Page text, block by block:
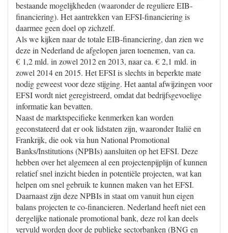
bestaande mogelijkheden (waaronder de reguliere EIB-
financiering). Het aantrekken van EFSI-financiering is
daarmee geen doel op zichzelf.
Als we kijken naar de totale EIB-financiering, dan zien we
deze in Nederland de afgelopen jaren toenemen, van ca.
€ 1,2 mld. in zowel 2012 en 2013, naar ca. € 2,1 mld. in
zowel 2014 en 2015. Het EFSI is slechts in beperkte mate
nodig geweest voor deze stijging. Het aantal afwijzingen voor
EFSI wordt niet geregistreerd, omdat dat bedrijfsgevoelige
informatie kan bevatten.
Naast de marktspecifieke kenmerken kan worden
geconstateerd dat er ook lidstaten zijn, waaronder Italië en
Frankrijk, die ook via hun National Promotional
Banks/Institutions (NPBIs) aansluiten op het EFSI. Deze
hebben over het algemeen al een projectenpijplijn of kunnen
relatief snel inzicht bieden in potentiële projecten, wat kan
helpen om snel gebruik te kunnen maken van het EFSI.
Daarnaast zijn deze NPBIs in staat om vanuit hun eigen
balans projecten te co-financieren. Nederland heeft niet een
dergelijke nationale promotional bank, deze rol kan deels
vervuld worden door de publieke sectorbanken (BNG en